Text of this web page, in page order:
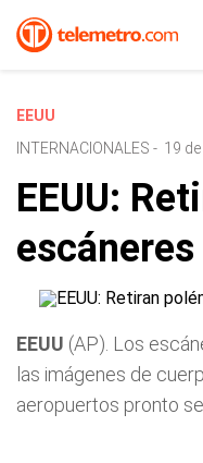
EEUU
INTERNACIONALES - 19
EEUU:
EEUU (AP). Los
las imágenes de
aeropuertos pronto